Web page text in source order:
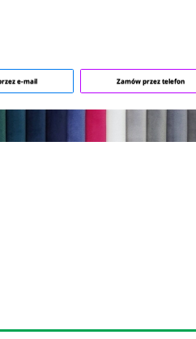
e-mail Zamów przez telefon